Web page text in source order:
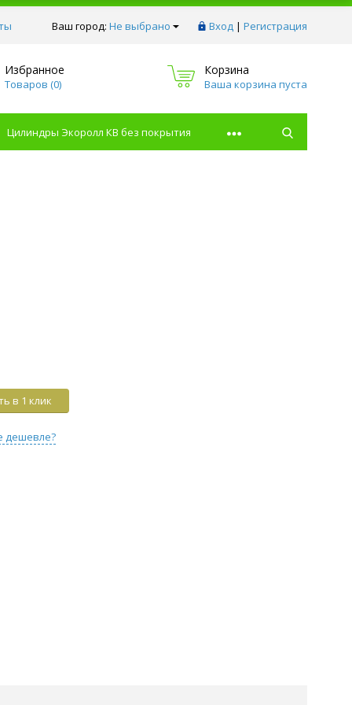
Ваш город: Не выбрано Вход | Регистрация
Избранное
Товаров (0)
Корзина
Ваша корзина пуста
Цилиндры Экоролл КВ без покрытия
в 1 клик
дешевле?